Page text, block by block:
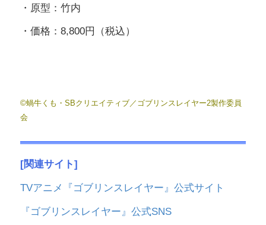
・原型：竹内
・価格：8,800円（税込）
©蝸牛くも・SBクリエイティブ／ゴブリンスレイヤー2製作委員
会
[関連サイト]
TVアニメ『ゴブリンスレイヤー』公式サイト
『ゴブリンスレイヤー』公式SNS